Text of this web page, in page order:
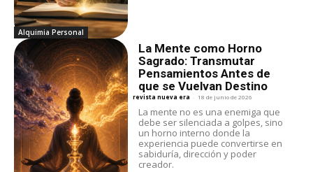
Alquimia Personal
La Mente como Horno
Sagrado: Transmutar
Pensamientos Antes de
que se Vuelvan Destino
revista nueva era - 18 de junio de 2026
La mente no es una enemiga que
debe ser silenciada a golpes, sino
un horno interno donde la
experiencia puede convertirse en
sabiduría, dirección y poder
creador.